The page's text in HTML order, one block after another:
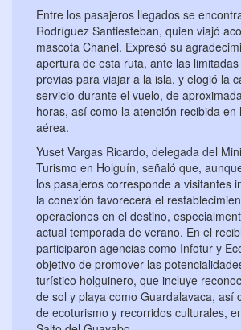
Entre los pasajeros llegados se
Rodríguez Santiesteban, quien viajó
mascota Chanel. Expresó su
apertura de esta ruta, ante las
previas para viajar a la isla, y elogió la
servicio durante el vuelo, de
horas, así como la atención recibida en
aérea.
Yuset Vargas Ricardo, delegada del
Turismo en Holguín, señaló que,
los pasajeros corresponde a visitantes
la conexión favorecerá el
operaciones en el destino,
actual temporada de verano. En el
participaron agencias como Infotur y
objetivo de promover las
turístico holguinero, que incluye
de sol y playa como Guardalavaca, así
de ecoturismo y recorridos culturales,